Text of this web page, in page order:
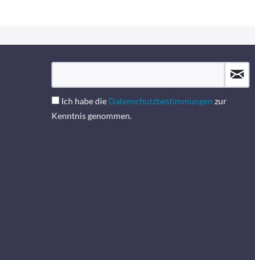
Ich habe die Datenschutzbestimmungen zur
Kenntnis genommen.